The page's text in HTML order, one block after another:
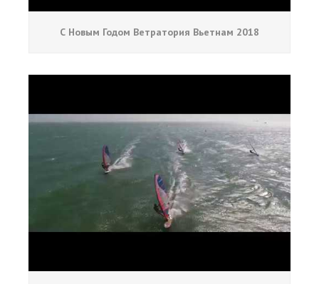
С Новым Годом Ветратория Вьетнам 2018